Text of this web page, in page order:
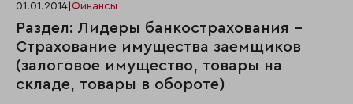
01.01.2014 Финансы
Раздел: Лидеры банкострахования -
Страхование имущества заемщиков
(залоговое имущество, товары на
складе, товары в обороте)